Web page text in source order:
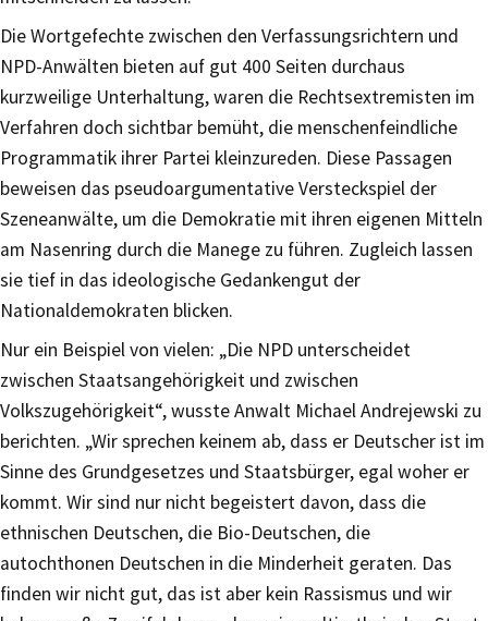
Die Wortgefechte zwischen den Verfassungsrichtern und
NPD-Anwälten bieten auf gut 400 Seiten durchaus
kurzweilige Unterhaltung, waren die Rechtsextremisten im
Verfahren doch sichtbar bemüht, die menschenfeindliche
Programmatik ihrer Partei kleinzureden. Diese Passagen
beweisen das pseudoargumentative Versteckspiel der
Szeneanwälte, um die Demokratie mit ihren eigenen Mitteln
am Nasenring durch die Manege zu führen. Zugleich lassen
sie tief in das ideologische Gedankengut der
Nationaldemokraten blicken.
Nur ein Beispiel von vielen: „Die NPD unterscheidet
zwischen Staatsangehörigkeit und zwischen
Volkszugehörigkeit“, wusste Anwalt Michael Andrejewski zu
berichten. „Wir sprechen keinem ab, dass er Deutscher ist im
Sinne des Grundgesetzes und Staatsbürger, egal woher er
kommt. Wir sind nur nicht begeistert davon, dass die
ethnischen Deutschen, die Bio-Deutschen, die
autochthonen Deutschen in die Minderheit geraten. Das
finden wir nicht gut, das ist aber kein Rassismus und wir